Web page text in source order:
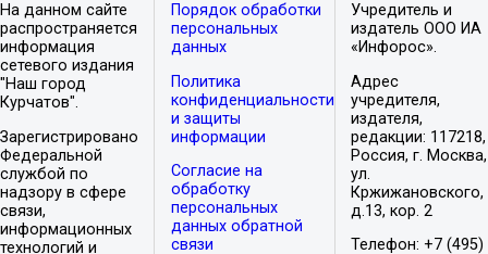
На данном сайте
распространяется
информация
сетевого издания
"Наш город
Курчатов".
Зарегистрировано
Федеральной
службой по
надзору в сфере
связи,
информационных
технологий и
Порядок обработки
персональных
данных
Политика
конфиденциальности
и защиты
информации
Согласие на
обработку
персональных
данных обратной
связи
Учредитель и
издатель ООО ИА
«Инфорос».
Адрес
учредителя,
издателя,
редакции: 117218,
Россия, г. Москва,
ул.
Кржижановского,
д.13, кор. 2
Телефон: +7 (495)